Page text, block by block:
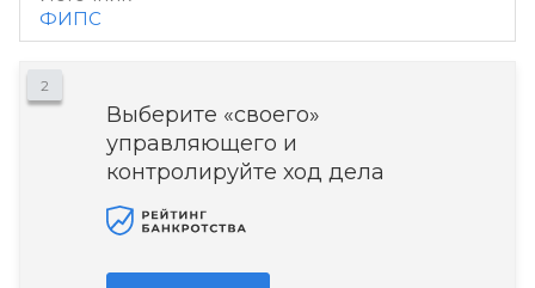
ФИПС
2
Выберите «своего»
управляющего и
контролируйте ход дела